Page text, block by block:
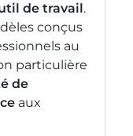
de travail.
conçus
au
particulière
de
aux